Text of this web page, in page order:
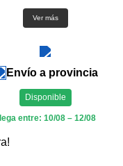
Ver más
Envío a provincia
Disponible
entre: 10/08 – 12/08